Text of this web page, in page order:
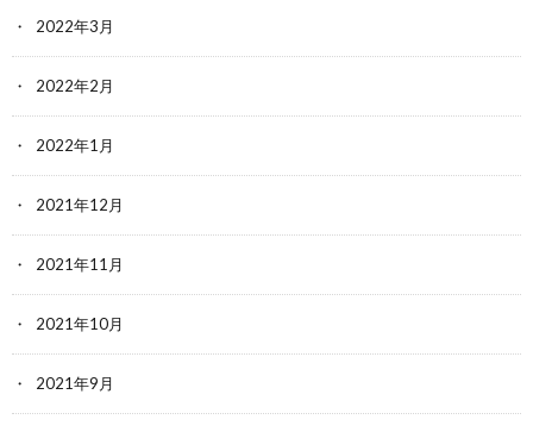
2022年3月
2022年2月
2022年1月
2021年12月
2021年11月
2021年10月
2021年9月